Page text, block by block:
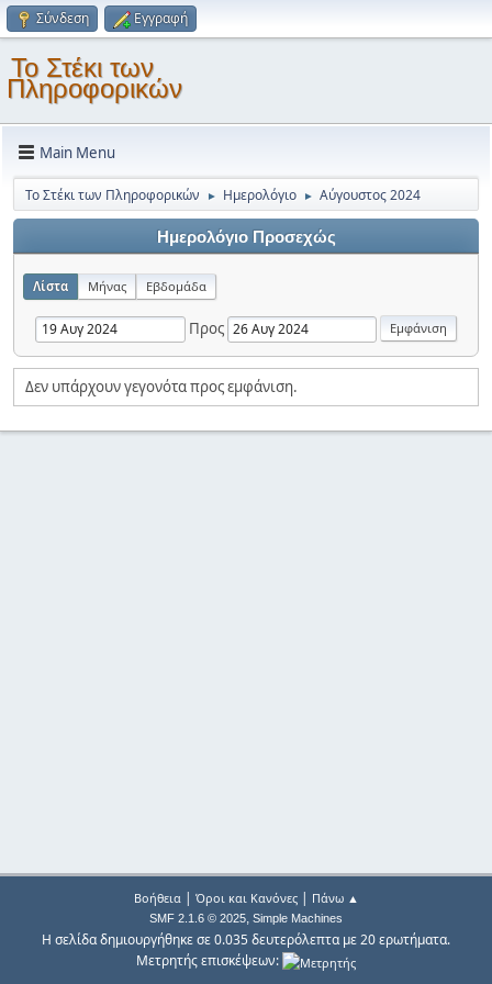
Σύνδεση Εγγραφή
Το Στέκι των
Πληροφορικών
Main Menu
Το Στέκι των Πληροφορικών ► Ημερολόγιο ► Αύγουστος 2024
Ημερολόγιο Προσεχώς
Λίστα Μήνας Εβδομάδα
Προς
Δεν υπάρχουν γεγονότα προς εμφάνιση.
Βοήθεια| Όροι και Κανόνες| Πάνω ▲
SMF 2.1.6 © 2025, Simple Machines
Η σελίδα δημιουργήθηκε σε 0.035 δευτερόλεπτα με 20 ερωτήματα.
Μετρητής επισκέψεων: